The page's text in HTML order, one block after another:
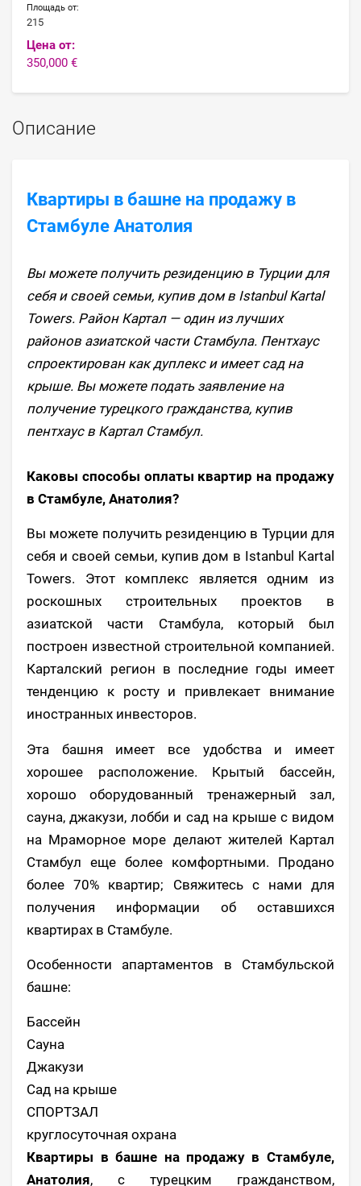
Площадь от:
215
Цена от:
350,000 €
Описание
Квартиры в башне на продажу в
Стамбуле Анатолия
Вы можете получить резиденцию в Турции для
себя и своей семьи, купив дом в Istanbul Kartal
Towers. Район Картал — один из лучших
районов азиатской части Стамбула. Пентхаус
спроектирован как дуплекс и имеет сад на
крыше. Вы можете подать заявление на
получение турецкого гражданства, купив
пентхаус в Картал Стамбул.
Каковы способы оплаты квартир на продажу
в Стамбуле, Анатолия?
Вы можете получить резиденцию в Турции для
себя и своей семьи, купив дом в Istanbul Kartal
Towers. Этот комплекс является одним из
роскошных строительных проектов в
азиатской части Стамбула, который был
построен известной строительной компанией.
Карталский регион в последние годы имеет
тенденцию к росту и привлекает внимание
иностранных инвесторов.
Эта башня имеет все удобства и имеет
хорошее расположение. Крытый бассейн,
хорошо оборудованный тренажерный зал,
сауна, джакузи, лобби и сад на крыше с видом
на Мраморное море делают жителей Картал
Стамбул еще более комфортными. Продано
более 70% квартир; Свяжитесь с нами для
получения информации об оставшихся
квартирах в Стамбуле.
Особенности апартаментов в Стамбульской
башне:
Бассейн
Сауна
Джакузи
Сад на крыше
СПОРТЗАЛ
круглосуточная охрана
Квартиры в башне на продажу в Стамбуле,
Анатолия, с турецким гражданством,